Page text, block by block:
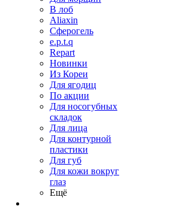
В лоб
Aliaxin
Сферогель
e.p.t.q
Repart
Новинки
Из Кореи
Для ягодиц
По акции
Для носогубных
складок
Для лица
Для контурной
пластики
Для губ
Для кожи вокруг
глаз
Ещё